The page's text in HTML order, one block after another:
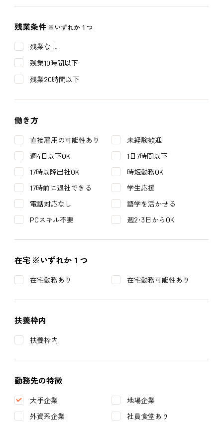
残業条件 ※いずれか１つ
残業なし
残業10時間以下
残業20時間以下
働き方
直接雇用の可能性あり
未経験歓迎
週4日以下OK
1日7時間以下
17時以降出社OK
時短勤務OK
17時前に退社できる
学生応援
電話対応なし
語学を活かせる
PCスキル不要
週2･3日からOK
在宅 ※いずれか１つ
在宅勤務あり 在宅勤務可能性あり
扶養枠内
扶養枠内
勤務先の特徴
大手企業
地場企業
外資系企業
社員食堂あり